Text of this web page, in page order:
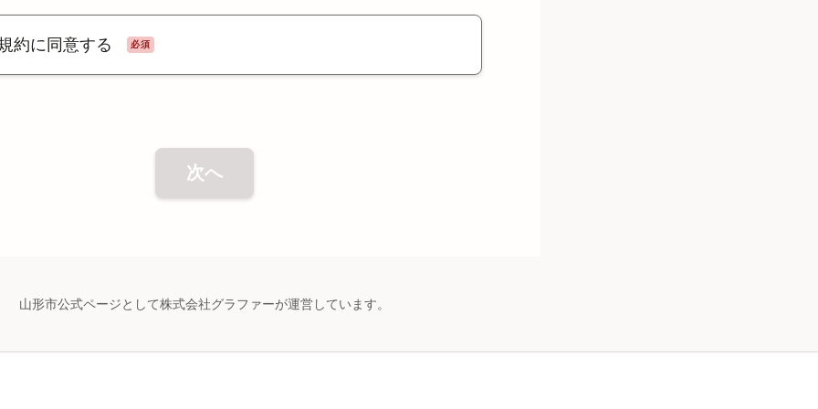
約に同意する 必須
次へ
山形市公式ページとして株式会社グラファーが運営しています。